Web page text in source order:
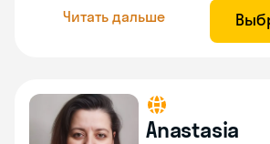
Читать дальше
Anastasia